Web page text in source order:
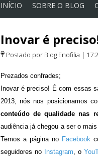
INÍCIO SOBRE O BLOG
Inovar é
Postado por Blog Enofilia |
Prezados confrades;
Inovar é preciso! É com essas
2013, nós nos posicionamos
conteúdo de qualidade nas
audiência já chegou a ser o
Temos a página no Facebook
seguidores no
Instagram, o